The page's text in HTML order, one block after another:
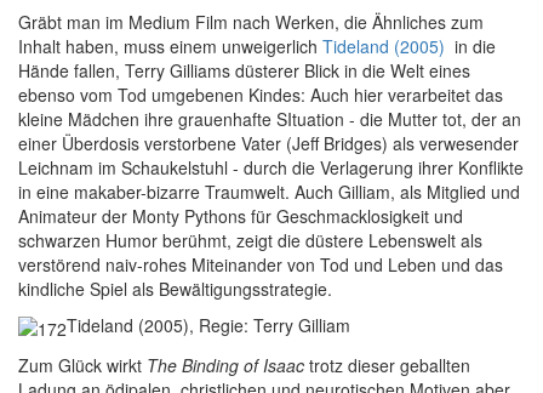
Gräbt man im Medium Film nach Werken, die Ähnliches zum
Inhalt haben, muss einem unweigerlich Tideland (2005) in die
Hände fallen, Terry Gilliams düsterer Blick in die Welt eines
ebenso vom Tod umgebenen Kindes: Auch hier verarbeitet das
kleine Mädchen ihre grauenhafte SItuation - die Mutter tot, der an
einer Überdosis verstorbene Vater (Jeff Bridges) als verwesender
Leichnam im Schaukelstuhl - durch die Verlagerung ihrer Konflikte
in eine makaber-bizarre Traumwelt. Auch Gilliam, als Mitglied und
Animateur der Monty Pythons für Geschmacklosigkeit und
schwarzen Humor berühmt, zeigt die düstere Lebenswelt als
verstörend naiv-rohes Miteinander von Tod und Leben und das
kindliche Spiel als Bewältigungsstrategie.
Tideland (2005), Regie: Terry Gilliam
Zum Glück wirkt The Binding of Isaac trotz dieser geballten